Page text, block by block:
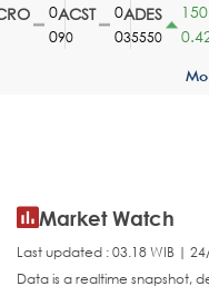
ACST
90
ADES
35550
150
0.42
Market Watch
Last updated : 03.18 WIB |
Data is a realtime snapshot,